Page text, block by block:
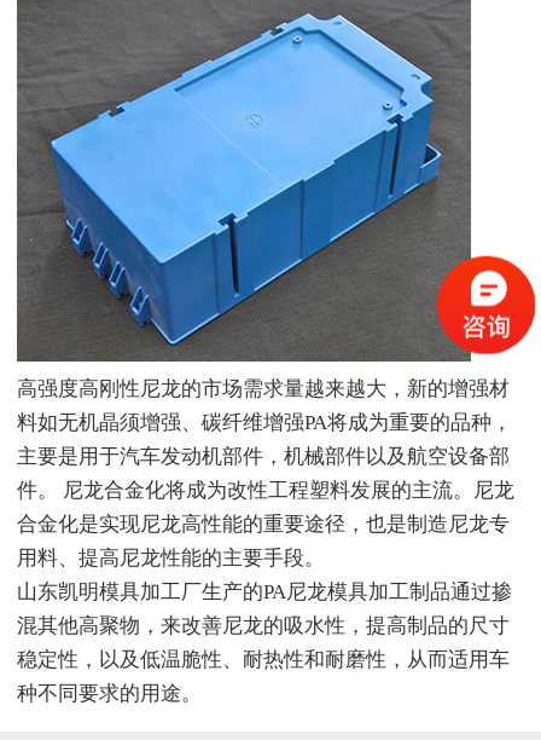
高强度高刚性尼龙的市场需求量越来越大，新的增强材
料如无机晶须增强、碳纤维增强PA将成为重要的品种，
主要是用于汽车发动机部件，机械部件以及航空设备部
件。 尼龙合金化将成为改性工程塑料发展的主流。尼龙
合金化是实现尼龙高性能的重要途径，也是制造尼龙专
用料、提高尼龙性能的主要手段。
山东凯明模具加工厂生产的PA尼龙模具加工制品通过掺
混其他高聚物，来改善尼龙的吸水性，提高制品的尺寸
稳定性，以及低温脆性、耐热性和耐磨性，从而适用车
种不同要求的用途。